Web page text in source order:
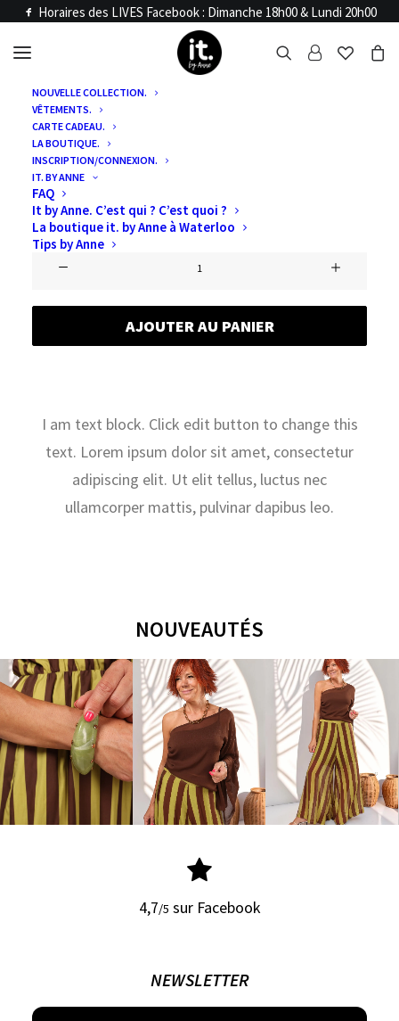
Horaires des LIVES Facebook : Dimanche 18h00 & Lundi 20h00
NOUVELLE COLLECTION.
VÊTEMENTS.
CARTE CADEAU.
LA BOUTIQUE.
INSCRIPTION/CONNEXION.
IT. BY ANNE
FAQ
It by Anne. C’est qui ? C’est quoi ?
La boutique it. by Anne à Waterloo
Tips by Anne
Accueil Articles LIVE
SHOW ROOM 11 04
€119,70
show
room
11
AJOUTER AU PANIER
I am text block. Click edit button to change this
text. Lorem ipsum dolor sit amet, consectetur
adipiscing elit. Ut elit tellus, luctus nec
ullamcorper mattis, pulvinar dapibus leo.
NOUVEAUTÉS
4,7/5 sur Facebook
NEWSLETTER